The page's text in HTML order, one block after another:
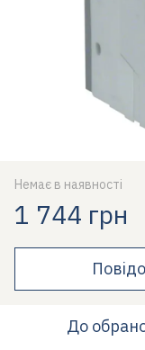
Немає в наявності
1 744 грн
До